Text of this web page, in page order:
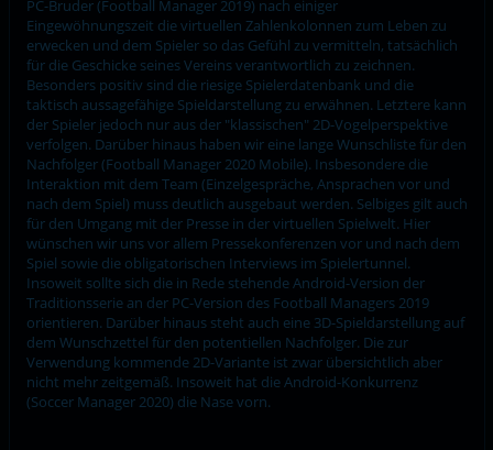
PC-Bruder (Football Manager 2019) nach einiger
Eingewöhnungszeit die virtuellen Zahlenkolonnen zum Leben zu
erwecken und dem Spieler so das Gefühl zu vermitteln, tatsächlich
für die Geschicke seines Vereins verantwortlich zu zeichnen.
Besonders positiv sind die riesige Spielerdatenbank und die
taktisch aussagefähige Spieldarstellung zu erwähnen. Letztere kann
der Spieler jedoch nur aus der "klassischen" 2D-Vogelperspektive
verfolgen. Darüber hinaus haben wir eine lange Wunschliste für den
Nachfolger (Football Manager 2020 Mobile). Insbesondere die
Interaktion mit dem Team (Einzelgespräche, Ansprachen vor und
nach dem Spiel) muss deutlich ausgebaut werden. Selbiges gilt auch
für den Umgang mit der Presse in der virtuellen Spielwelt. Hier
wünschen wir uns vor allem Pressekonferenzen vor und nach dem
Spiel sowie die obligatorischen Interviews im Spielertunnel.
Insoweit sollte sich die in Rede stehende Android-Version der
Traditionsserie an der PC-Version des Football Managers 2019
orientieren. Darüber hinaus steht auch eine 3D-Spieldarstellung auf
dem Wunschzettel für den potentiellen Nachfolger. Die zur
Verwendung kommende 2D-Variante ist zwar übersichtlich aber
nicht mehr zeitgemäß. Insoweit hat die Android-Konkurrenz
(Soccer Manager 2020) die Nase vorn.